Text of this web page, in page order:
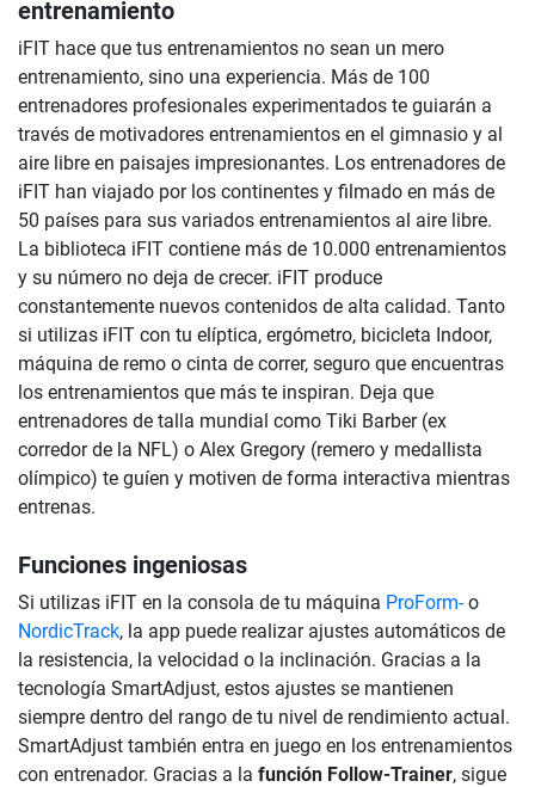
entrenamiento
iFIT hace que tus entrenamientos no sean un mero
entrenamiento, sino una experiencia. Más de 100
entrenadores profesionales experimentados te guiarán a
través de motivadores entrenamientos en el gimnasio y al
aire libre en paisajes impresionantes. Los entrenadores de
iFIT han viajado por los continentes y filmado en más de
50 países para sus variados entrenamientos al aire libre.
La biblioteca iFIT contiene más de 10.000 entrenamientos
y su número no deja de crecer. iFIT produce
constantemente nuevos contenidos de alta calidad. Tanto
si utilizas iFIT con tu elíptica, ergómetro, bicicleta Indoor,
máquina de remo o cinta de correr, seguro que encuentras
los entrenamientos que más te inspiran. Deja que
entrenadores de talla mundial como Tiki Barber (ex
corredor de la NFL) o Alex Gregory (remero y medallista
olímpico) te guíen y motiven de forma interactiva mientras
entrenas.
Funciones ingeniosas
Si utilizas iFIT en la consola de tu máquina ProForm-o
NordicTrack, la app puede realizar ajustes automáticos de
la resistencia, la velocidad o la inclinación. Gracias a la
tecnología SmartAdjust, estos ajustes se mantienen
siempre dentro del rango de tu nivel de rendimiento actual.
SmartAdjust también entra en juego en los entrenamientos
con entrenador. Gracias a la función Follow-Trainer, sigue